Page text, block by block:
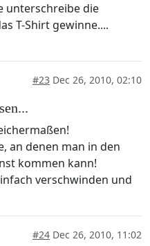
unterschreibe die
T-Shirt gewinne....
#23 Dec 26, 2010, 02:10
an denen man in den
kommen kann!
verschwinden und
#24 Dec 26, 2010, 11:02